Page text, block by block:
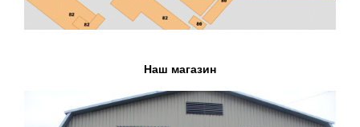
Наш магазин